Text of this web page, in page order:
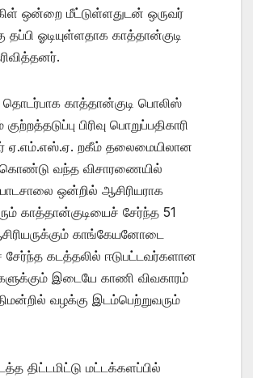
ஒன்றை மீட்டுள்ளதுடன் ஒருவர்
தப்பி ஓடியுள்ளதாக காத்தான்குடி
காத்தான்குடி பொலிஸ்
பிரிவு பொறுப்பதிகாரி
ஏ.எம்.எஸ்.ஏ. றகீம் தலைமையிலான
வந்த விசாரணையில்
ஒன்றில் ஆசிரியராக
காத்தான்குடியைச் சேர்ந்த 51
காங்கேயனோடை
சேர்ந்த கடத்தலில் ஈடுபட்டவர்களான
இடையே காணி விவகாரம்
வழக்கு இடம்பெற்றுவரும்
திட்டமிட்டு மட்டக்களப்பில்